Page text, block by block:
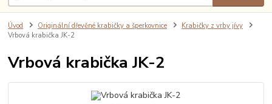
Úvod Originální dřevěné krabičky a šperkovnice
Krabičky z vrby jívy
Vrbová krabička JK-2
Vrbová krabička JK-2